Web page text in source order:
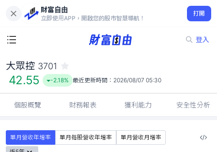
財富自由
立即使用APP，開啟您的股市智慧導航！
打開
登入
42.55
-2.18%
大眾控 3701
42.55 -2.18% 最近更新時間： 2026/08/07 05:30
個股概覽 財務報表 獲利能力 安全性分析
單月營收年增率 單月每股營收年增率
單月營收月增率